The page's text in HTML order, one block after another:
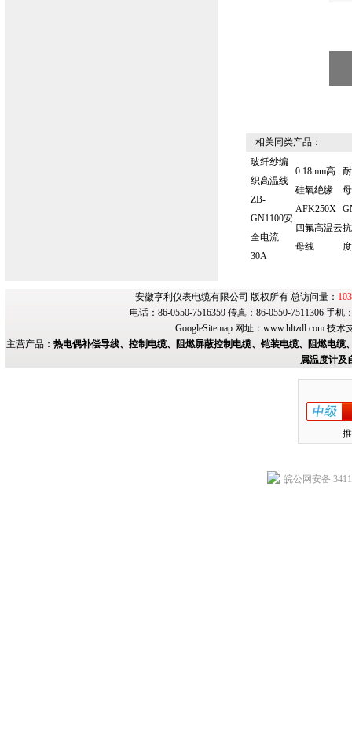
相关同类产品：
玻纤纱编
织高温线
ZB-
GN1100安
全电流
30A
0.18mm高
硅氧绝缘
AFK250X
四氟高温云
母线
安徽亨利仪表电缆有限公司 版权所有 总访问量：
电话：86-0550-7516359 传真：86-0550-7511306 手
GoogleSitemap网址： www.hltzdl.com技术
主营产品： 热电偶补偿导线、控制电缆、阻燃屏蔽控制电缆、铠装电缆、阻燃电
属温度计及
皖公网安备